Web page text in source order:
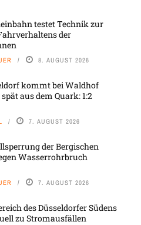
testet Technik zur
der
8. AUGUST 2026
kommt bei Waldhof
aus dem Quark: 1:2
7. AUGUST 2026
der Bergischen
Wasserrohrbruch
7. AUGUST 2026
des Düsseldorfer Südens
zu Stromausfällen